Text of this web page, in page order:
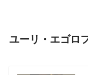
ユーリ・エゴ